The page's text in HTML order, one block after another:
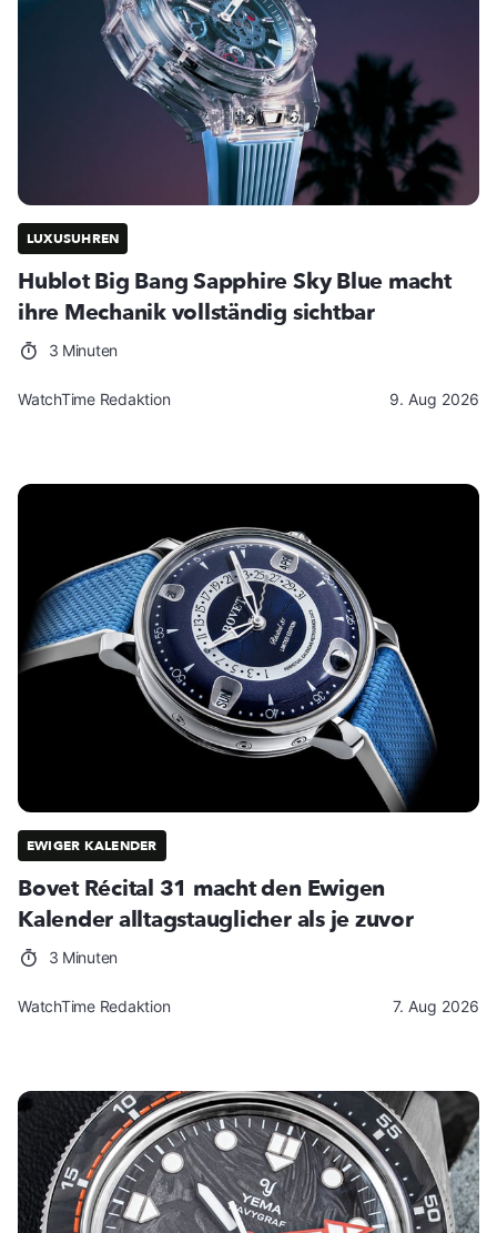
LUXUSUHREN
Hublot Big Bang Sapphire Sky Blue macht
ihre Mechanik vollständig sichtbar
3 Minuten
WatchTime Redaktion 9. Aug 2026
EWIGER KALENDER
Bovet Récital 31 macht den Ewigen
Kalender alltagstauglicher als je zuvor
3 Minuten
WatchTime Redaktion 7. Aug 2026